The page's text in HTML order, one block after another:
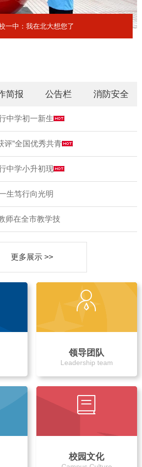
一中：我在北大想您了
简报 公告栏 消防安全
中学初一新生
评“全国优秀共青
中学小升初现
生笃行向光明
师在全市教学技
更多展示 >>
领导团队
Leadership team
校园文化